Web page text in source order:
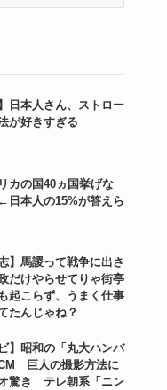
日本人さん、ストロー
が好きすぎる
カの国40ヵ国挙げな
日本人の15%が答えら
】馬謖って戦争に出さ
だけやらせてりゃ街亭
起こらず、うまく仕事
たんじゃね？
】昭和の「丸大ハンバ
巨人の撮影方法に
驚き テレ朝系「ニン